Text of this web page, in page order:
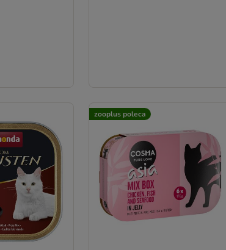
zooplus poleca